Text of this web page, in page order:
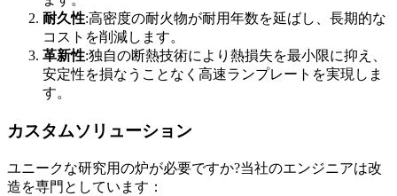
耐久性:高密度の耐火物が耐用年数を延ばし、長期的な
コストを削減します。
革新性:独自の断熱技術により熱損失を最小限に抑え、
安定性を損なうことなく高速ランプレートを実現しま
す。
カスタムソリューション
ユニークな研究用の炉が必要ですか?当社のエンジニアは改
造を専門としています：